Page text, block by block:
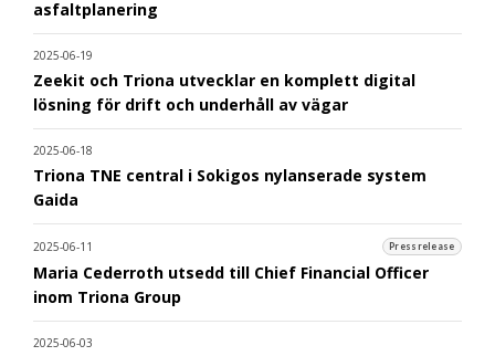
asfaltplanering
2025-06-19
Zeekit och Triona utvecklar en komplett digital
lösning för drift och underhåll av vägar
2025-06-18
Triona TNE central i Sokigos nylanserade system
Gaida
2025-06-11 Pressrelease
Maria Cederroth utsedd till Chief Financial Officer
inom Triona Group
2025-06-03